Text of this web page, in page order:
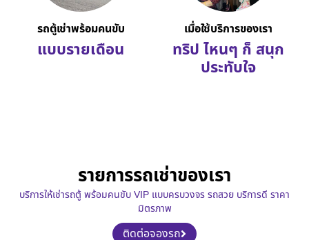
รถตู้เช่าพร้อมคนขับ
แบบรายเดือน
เมื่อใช้บริการของเรา
ทริป ไหนๆ ก็ สนุก
ประทับใจ
รายการรถเช่าของเรา
บริการให้เช่ารถตู้ พร้อมคนขับ VIP แบบครบวงจร รถสวย บริการดี ราคา
มิตรภาพ
ติดต่อจองรถ